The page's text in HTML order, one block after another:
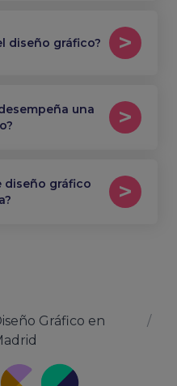
diseño gráfico?
una
diseño gráfico
Gráfico en
/